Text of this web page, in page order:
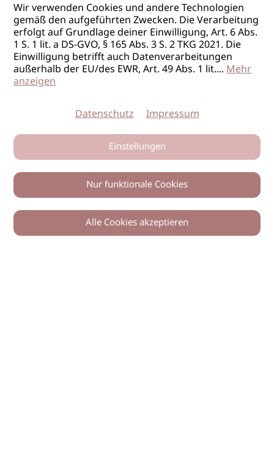
0
Wir verwenden Cookies und andere Technologien
gemäß den aufgeführten Zwecken. Die Verarbeitung
erfolgt auf Grundlage deiner Einwilligung, Art. 6 Abs.
1 S. 1 lit. a DS-GVO, § 165 Abs. 3 S. 2 TKG 2021. Die
Einwilligung betrifft auch Datenverarbeitungen
außerhalb der EU/des EWR, Art. 49 Abs. 1 lit....Mehr
anzeigen
Datenschutz Impressum
Einstellungen
Nur funktionale Cookies
Alle Cookies akzeptieren